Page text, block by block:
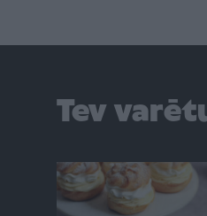
Tev